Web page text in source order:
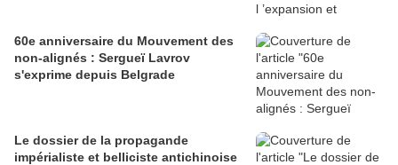
60e anniversaire du Mouvement des
non-alignés : Sergueï Lavrov
s'exprime depuis Belgrade
Le dossier de la propagande
impérialiste et belliciste antichinoise